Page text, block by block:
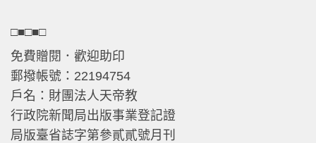
□■□■□
免費贈閱．歡迎助印
郵撥帳號：22194754
戶名：財團法人天帝教
行政院新聞局出版事業登記證
局版臺省誌字第參貳貳號月刊